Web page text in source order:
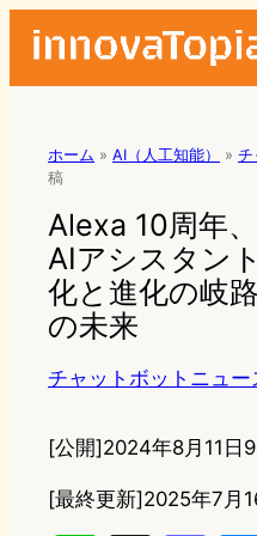
ホーム » AI（人工知能） » チ
稿
Alexa 10周年
AIアシスタン
化と進化の岐
の未来
チャットボットニュー
[公開]2024年8月11日
[最終更新]2025年7月